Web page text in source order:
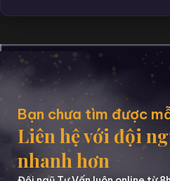
Bạn chưa tìm được
Liên hệ với đội
nhanh hơn